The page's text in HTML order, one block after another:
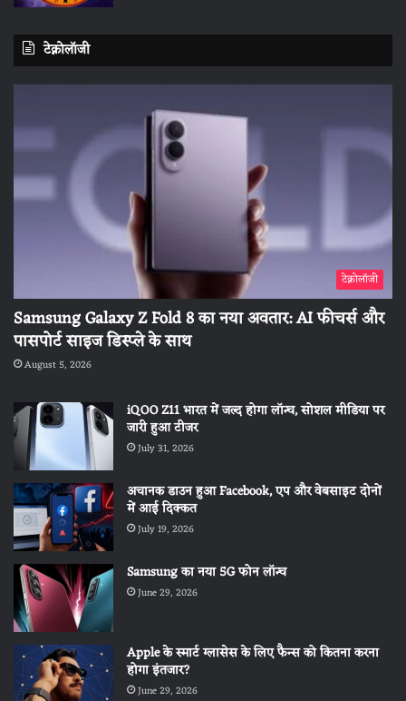
टेक्नोलॉजी
टेक्नोलॉजी
Samsung Galaxy Z Fold 8 का नया अवतार: AI फीचर्स और
पासपोर्ट साइज डिस्प्ले के साथ
August 5, 2026
iQOO Z11 भारत में जल्द होगा लॉन्च, सोशल मीडिया पर
जारी हुआ टीजर
July 31, 2026
अचानक डाउन हुआ Facebook, एप और वेबसाइट दोनों
में आई दिक्कत
July 19, 2026
Samsung का नया 5G फोन लॉन्च
June 29, 2026
Apple के स्मार्ट ग्लासेस के लिए फैन्स को कितना करना
होगा इंतजार?
June 29, 2026